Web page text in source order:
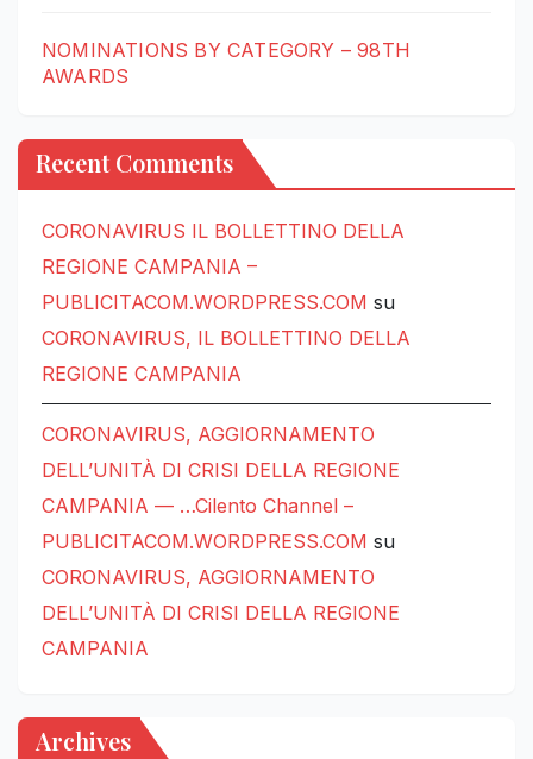
NOMINATIONS BY CATEGORY – 98TH
AWARDS
Recent Comments
CORONAVIRUS IL BOLLETTINO DELLA
REGIONE CAMPANIA –
PUBLICITACOM.WORDPRESS.COM su
CORONAVIRUS, IL BOLLETTINO DELLA
REGIONE CAMPANIA
CORONAVIRUS, AGGIORNAMENTO
DELL’UNITÀ DI CRISI DELLA REGIONE
CAMPANIA — …Cilento Channel –
PUBLICITACOM.WORDPRESS.COM su
CORONAVIRUS, AGGIORNAMENTO
DELL’UNITÀ DI CRISI DELLA REGIONE
CAMPANIA
Archives